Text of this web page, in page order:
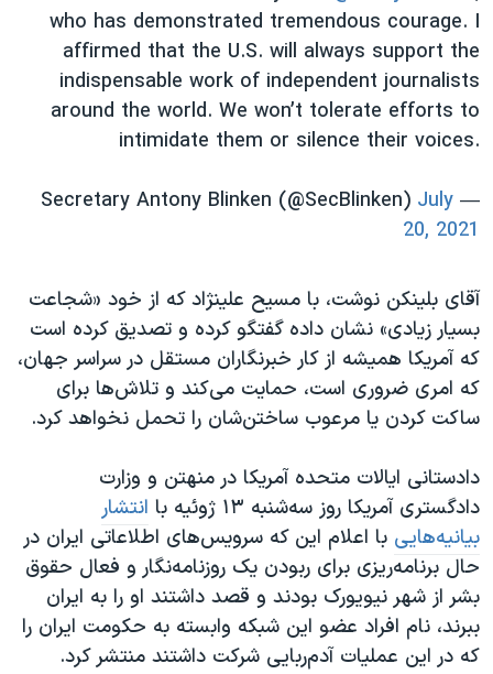
who has demonstrated tremendous courage. I
affirmed that the U.S. will always support the
indispensable work of independent journalists
around the world. We won’t tolerate efforts to
intimidate them or silence their voices.
— Secretary Antony Blinken (@SecBlinken)
July
20, 2021
آقای بلینکن نوشت، با مسیح علینژاد که از خود «شجاعت
بسیار زیادی» نشان داده گفتگو کرده و تصدیق کرده است
که آمریکا همیشه از کار خبرنگاران مستقل در سراسر جهان،
که امری ضروری است، حمایت می‌کند و تلاش‌ها برای
ساکت کردن یا مرعوب ساختن‌شان را تحمل نخواهد کرد.
دادستانی ایالات متحده آمریکا در منهتن و وزارت
دادگستری آمریکا روز سه‌شنبه ۱۳ ژوئیه با
انتشار
بیانیه‌‌هایی با اعلام این که سرویس‌های اطلاعاتی ایران در
حال برنامه‌ریزی برای ربودن یک روزنامه‌نگار و فعال حقوق
بشر از شهر نیویورک بودند و قصد داشتند او را به ایران
ببرند، نام افراد عضو این شبکه وابسته به حکومت ایران را
که در این عملیات آدم‌ربایی شرکت داشتند منتشر کرد.